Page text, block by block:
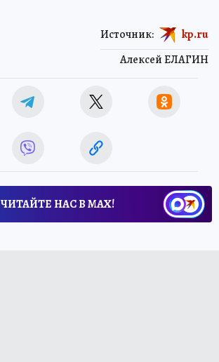
Алексей ЕЛАГИН
Источник: kp.ru
ЧИТАЙТЕ НАС В МАХ!